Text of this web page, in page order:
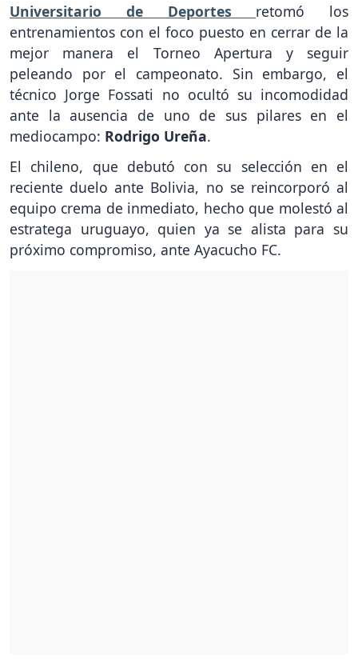
Universitario de Deportes
retomó los
entrenamientos con el foco puesto en cerrar de la
mejor manera el Torneo Apertura y seguir
peleando por el campeonato. Sin embargo, el
técnico Jorge Fossati no ocultó su incomodidad
ante la ausencia de uno de sus pilares en el
mediocampo: Rodrigo Ureña.
El chileno, que debutó con su selección en el
reciente duelo ante Bolivia, no se reincorporó al
equipo crema de inmediato, hecho que molestó al
estratega uruguayo, quien ya se alista para su
próximo compromiso, ante Ayacucho FC.